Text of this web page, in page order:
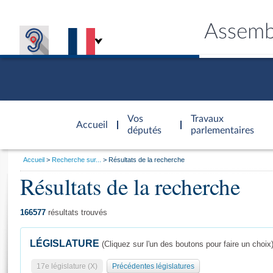
Accueil
d'accueil
Vos
députés
Travaux
parlementaires
Général
Vous
Accueil Recherche sur... Résultats de la recherche
Résultats de la recherche
166577 résultats trouvés
LÉGISLATURE (Cliquez sur l'un des boutons pour faire un choix)
17e législature (X) Précédentes législatures